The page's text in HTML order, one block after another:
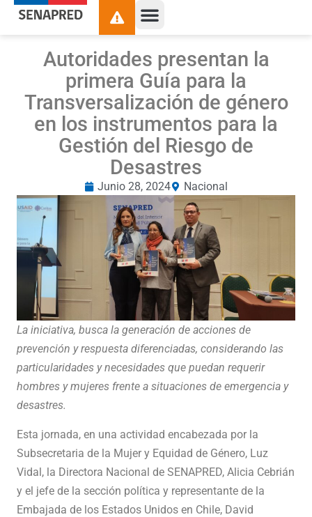
Autoridades presentan la
primera Guía para la
Transversalización de género
en los instrumentos para la
Gestión del Riesgo de
Desastres
Junio 28, 2024 Nacional
La iniciativa, busca la generación de acciones de
prevención y respuesta diferenciadas, considerando las
particularidades y necesidades que puedan requerir
hombres y mujeres frente a situaciones de emergencia y
desastres.
Esta jornada, en una actividad encabezada por la
Subsecretaria de la Mujer y Equidad de Género, Luz
Vidal, la Directora Nacional de SENAPRED, Alicia Cebrián
y el jefe de la sección política y representante de la
Embajada de los Estados Unidos en Chile, David